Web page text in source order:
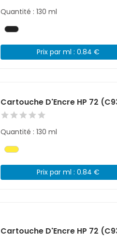
Quantité : 130 ml
Prix par ml : 0.84 €
Cartouche D'Encre HP 72
Quantité : 130 ml
Prix par ml : 0.84 €
Cartouche D'Encre HP 72